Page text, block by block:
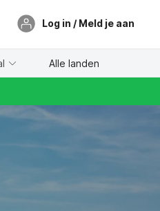
Log in / Meld je aan
Alle landen